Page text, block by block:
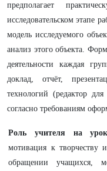
предполагает
исследовательском этапе
модель исследуемого
анализ этого объекта.
деятельности каждая
доклад, отчёт,
технологий (редактор
согласно требованиям
Роль учителя на
мотивация к творчеству
обращении учащихся,